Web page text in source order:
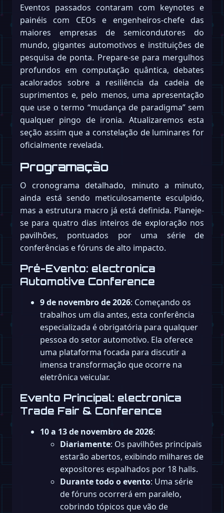
Eventos passados contaram com keynotes e
painéis com CEOs e engenheiros-chefe das
maiores empresas de semicondutores do
mundo, gigantes automotivos e instituições de
pesquisa de ponta. Prepare-se para mergulhos
profundos em computação quântica, debates
acalorados sobre a resiliência da cadeia de
suprimentos e, pelo menos, uma apresentação
que use o termo “mudança de paradigma” sem
qualquer pingo de ironia. Atualizaremos esta
seção assim que a constelação de luminares for
oficialmente revelada.
Programação
O cronograma detalhado, minuto a minuto,
ainda está sendo meticulosamente esculpido,
mas a estrutura macro já está definida. Planeje-
se para quatro dias inteiros de exploração nos
pavilhões, pontuados por uma série de
conferências e fóruns de alto impacto.
Pré-Evento: electronica
Automotive Conference
9 de novembro de 2026: Começando os
trabalhos um dia antes, esta conferência
especializada é obrigatória para qualquer
pessoa do setor automotivo. Ela oferece
uma plataforma focada para discutir a
imensa transformação que ocorre na
eletrônica veicular.
Evento Principal: electronica
Trade Fair & Conference
10 a 13 de novembro de 2026:
Diariamente: Os pavilhões principais
estarão abertos, exibindo milhares de
expositores espalhados por 18 halls.
Durante todo o evento: Uma série
de fóruns ocorrerá em paralelo,
cobrindo tópicos que vão de